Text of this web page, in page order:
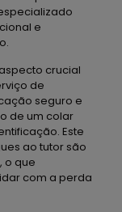
e
crucial
de
seguro e
de um colar
Este
ao tutor são
o que
com a perda